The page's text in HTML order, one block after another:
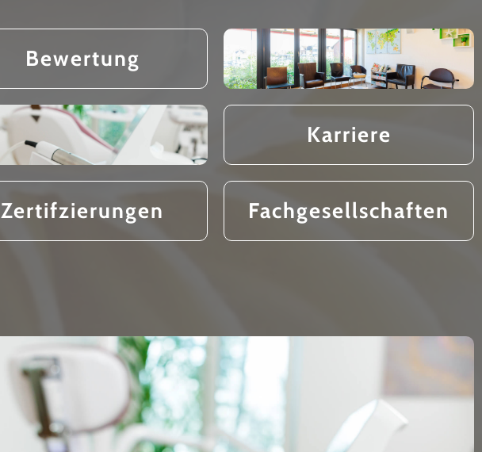
Bewertung
Karriere
Zertifzierungen Fachgesellschaften